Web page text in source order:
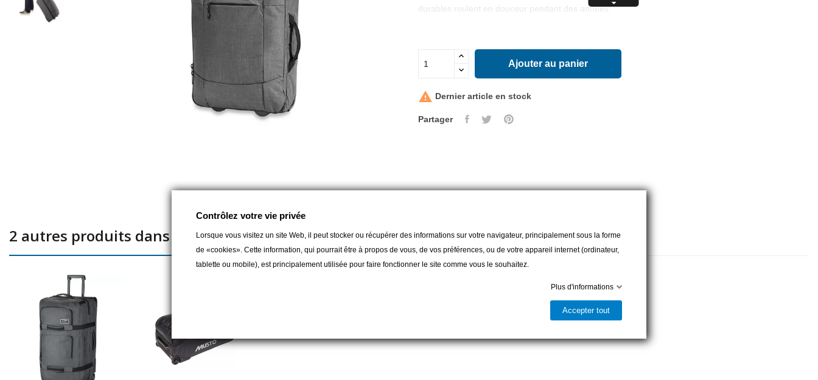
durables roulent en douceur pendant des années.
Ajouter au panier
 Dernier article en stock
Partager
2 autres produits dans la même catégorie :
Contrôlez votre vie privée
Lorsque vous visitez un site Web, il peut stocker ou récupérer des informations sur votre navigateur, principalement sous la forme
de «cookies». Cette information, qui pourrait être à propos de vous, de vos préférences, ou de votre appareil internet (ordinateur,
tablette ou mobile), est principalement utilisée pour faire fonctionner le site comme vous le souhaitez.
Plus d'informations
Accepter tout